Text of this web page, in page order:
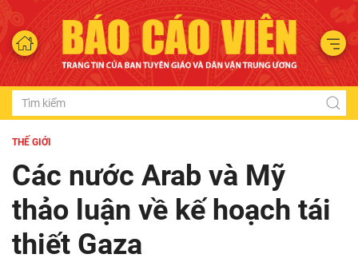
THẾ GIỚI
Các nước Arab và Mỹ
thảo luận về kế hoạch tái
thiết Gaza